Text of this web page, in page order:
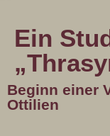
Ein
Beginn einer
Ottilien